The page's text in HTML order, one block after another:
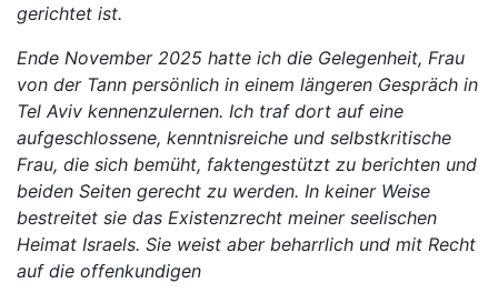
gerichtet ist.
Ende November 2025 hatte ich die Gelegenheit, Frau
von der Tann persönlich in einem längeren Gespräch in
Tel Aviv kennenzulernen. Ich traf dort auf eine
aufgeschlossene, kenntnisreiche und selbstkritische
Frau, die sich bemüht, faktengestützt zu berichten und
beiden Seiten gerecht zu werden. In keiner Weise
bestreitet sie das Existenzrecht meiner seelischen
Heimat Israels. Sie weist aber beharrlich und mit Recht
auf die offenkundigen